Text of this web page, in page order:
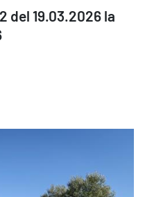
del 19.03.2026 la